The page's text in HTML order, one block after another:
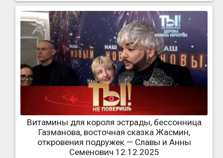
Витамины для короля эстрады, бессонница
Газманова, восточная сказка Жасмин,
откровения подружек — Славы и Анны
Семенович 12.12.2025